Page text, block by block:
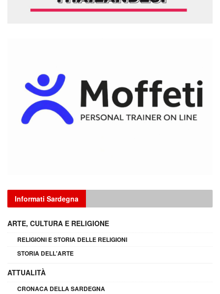
Informati Sardegna
ARTE, CULTURA E RELIGIONE
RELIGIONI E STORIA DELLE RELIGIONI
STORIA DELL'ARTE
ATTUALITÀ
CRONACA DELLA SARDEGNA